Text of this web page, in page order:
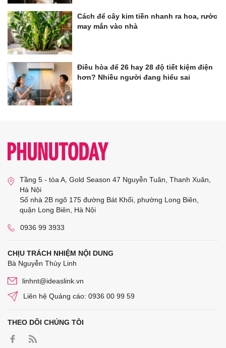
Cách để cây kim tiền nhanh ra hoa, rước
may mắn vào nhà
Điều hòa để 26 hay 28 độ tiết kiệm điện
hơn? Nhiều người đang hiểu sai
Tầng 5 - tòa A, Gold Season 47 Nguyễn Tuân, Thanh Xuân,
Hà Nội
Số nhà 2B ngõ 175 đường Bát Khối, phường Long Biên,
quận Long Biên, Hà Nội
0936 99 3933
CHỊU TRÁCH NHIỆM NỘI DUNG
Bà Nguyễn Thùy Linh
linhnt@ideaslink.vn
Liên hệ Quảng cáo: 0936 00 99 59
THEO DÕI CHÚNG TÔI